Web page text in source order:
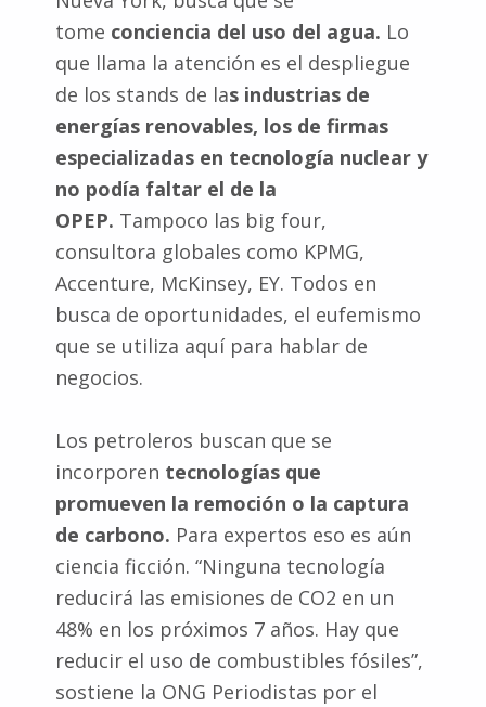
tome conciencia del uso del agua. Lo
que llama la atención es el despliegue
de los stands de las industrias de
energías renovables, los de firmas
especializadas en tecnología nuclear y
no podía faltar el de la
OPEP. Tampoco las big four,
consultora globales como KPMG,
Accenture, McKinsey, EY. Todos en
busca de oportunidades, el eufemismo
que se utiliza aquí para hablar de
negocios.
Los petroleros buscan que se
incorporen tecnologías que
promueven la remoción o la captura
de carbono. Para expertos eso es aún
ciencia ficción. “Ninguna tecnología
reducirá las emisiones de CO2 en un
48% en los próximos 7 años. Hay que
reducir el uso de combustibles fósiles”,
sostiene la ONG Periodistas por el